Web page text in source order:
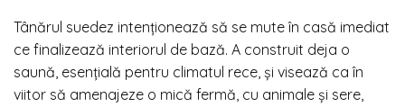
Tânărul suedez intenționează să se mute în casă imediat
ce finalizează interiorul de bază. A construit deja o
saună, esențială pentru climatul rece, și visează ca în
viitor să amenajeze o mică fermă, cu animale și sere,